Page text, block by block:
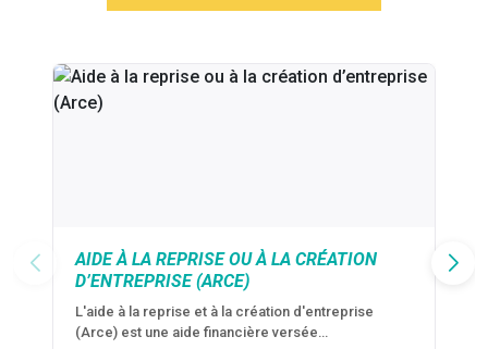
AIDE À LA REPRISE OU À LA CRÉATION
D’ENTREPRISE (ARCE)
L'aide à la reprise et à la création d'entreprise
(Arce) est une aide financière versée…